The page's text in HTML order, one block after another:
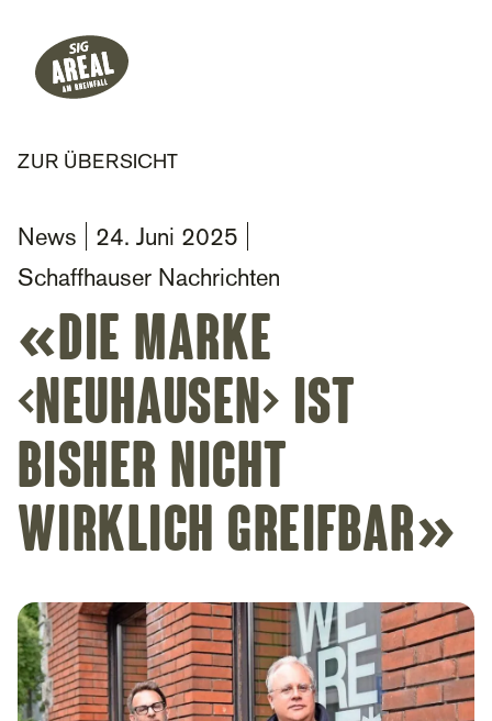
Header
SIG Gemeinnützige Stiftung
Hauptnavigation
ZUR ÜBERSICHT
News
24. Juni 2025
Schaffhauser Nachrichten
«Die Marke
<Neuhausen> ist
bisher nicht
wirklich greifbar»